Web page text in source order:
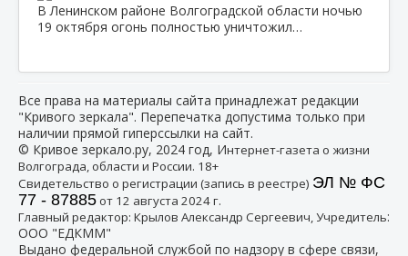
В Ленинском районе Волгоградской области ночью
19 октября огонь полностью уничтожил…
Все права на материалы сайта принадлежат редакции
"Кривого зеркала". Перепечатка допустима только при
наличии прямой гиперссылки на сайт.
© Кривое зеркало.ру, 2024 год, Интернет-газета о жизни
Волгограда, области и России. 18+
Свидетельство о регистрации (запись в реестре) ЭЛ № ФС
77 - 87885от 12 августа 2024 г.
Главный редактор: Крылов Александр Сергеевич, Учредитель:
ООО "ЕДКММ"
Выдано федеральной службой по надзору в сфере связи,